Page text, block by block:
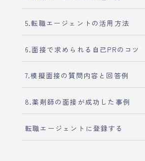
5.転職エージェントの活用方法
6.面接で求められる自己PRのコツ
7.模擬面接の質問内容と回答例
8.薬剤師の面接が成功した事例
転職エージェントに登録する